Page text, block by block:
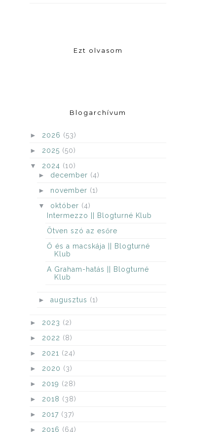
Ezt olvasom
Blogarchívum
► 2026 (53)
► 2025 (50)
▼ 2024 (10)
► december (4)
► november (1)
▼ október (4)
Intermezzo || Blogturné Klub
Ötven szó az esőre
Ő és a macskája || Blogturné
Klub
A Graham-hatás || Blogturné
Klub
► augusztus (1)
► 2023 (2)
► 2022 (8)
► 2021 (24)
► 2020 (3)
► 2019 (28)
► 2018 (38)
► 2017 (37)
► 2016 (64)